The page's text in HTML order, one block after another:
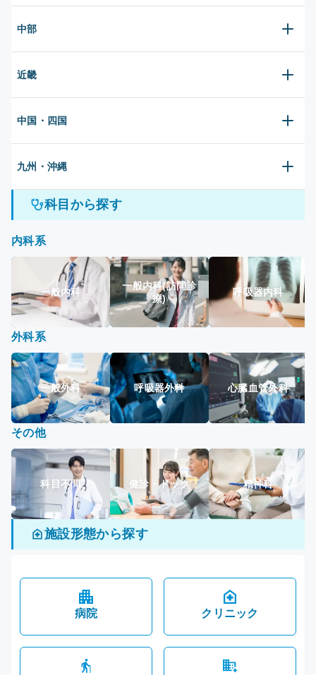
中部
近畿
中国・四国
九州・沖縄
科目から探す
内科系
一般内科
一般内科(訪問診
療)
呼吸器内科
外科系
一般外科 呼吸器外科 心臓血管外科
その他
科目不問 健診・ドック 精神科
施設形態から探す
病院 クリニック